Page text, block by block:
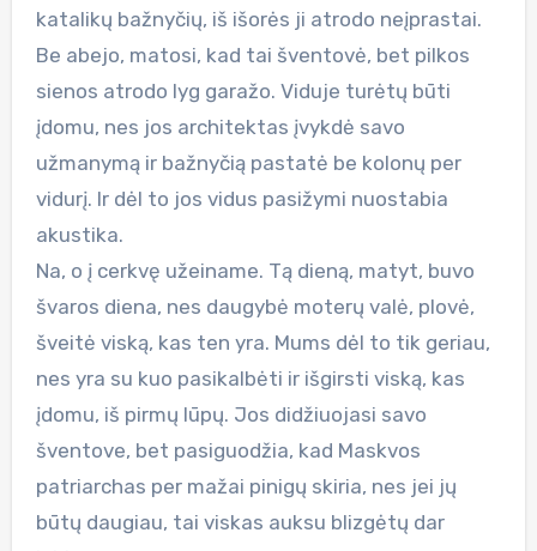
katalikų bažnyčių, iš išorės ji atrodo neįprastai.
Be abejo, matosi, kad tai šventovė, bet pilkos
sienos atrodo lyg garažo. Viduje turėtų būti
įdomu, nes jos architektas įvykdė savo
užmanymą ir bažnyčią pastatė be kolonų per
vidurį. Ir dėl to jos vidus pasižymi nuostabia
akustika.
Na, o į cerkvę užeiname. Tą dieną, matyt, buvo
švaros diena, nes daugybė moterų valė, plovė,
šveitė viską, kas ten yra. Mums dėl to tik geriau,
nes yra su kuo pasikalbėti ir išgirsti viską, kas
įdomu, iš pirmų lūpų. Jos didžiuojasi savo
šventove, bet pasiguodžia, kad Maskvos
patriarchas per mažai pinigų skiria, nes jei jų
būtų daugiau, tai viskas auksu blizgėtų dar